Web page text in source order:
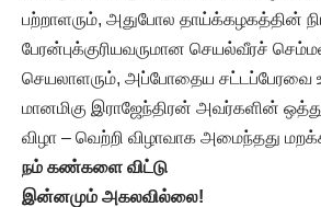
பற்றாளரும், அதுபோல தாய்க்கழகத்தின்
பேரன்புக்குரியவருமான செயல்வீரச்
செயலாளரும், அப்போதைய சட்டப்பேரவை
மானமிகு இராஜேந்திரன் அவர்களின்
விழா – வெற்றி விழாவாக அமைந்தது
நம் கண்களை விட்டு
இன்னமும் அகலவில்லை!